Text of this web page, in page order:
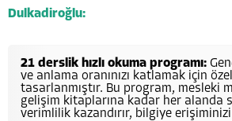
Dulkadiroğlu:
21 derslik hızlı okuma programı:
ve anlama oranınızı katlamak için
tasarlanmıştır. Bu program, mesleki
gelişim kitaplarına kadar her alanda
verimlilik kazandırır, bilgiye erişiminizi